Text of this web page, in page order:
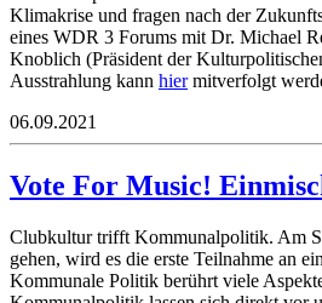
Klimakrise und fragen nach der
eines WDR 3 Forums mit Dr. Michael
Knoblich (Präsident der
Ausstrahlung kann hiermitverfolgt
06.09.2021
Vote For Music!
Clubkultur trifft Kommunalpolitik. Am
gehen, wird es die erste Teilnahme an
Kommunale Politik berührt viele